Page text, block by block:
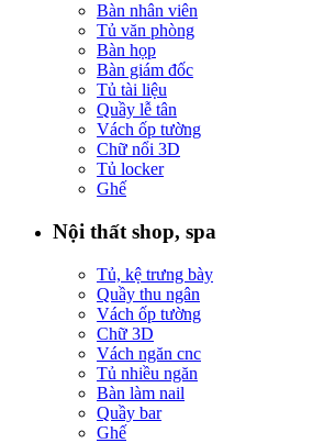
Bàn nhân viên
Tủ văn phòng
Bàn họp
Bàn giám đốc
Tủ tài liệu
Quầy lễ tân
Vách ốp tường
Chữ nổi 3D
Tủ locker
Ghế
Nội thất shop, spa
Tủ, kệ trưng bày
Quầy thu ngân
Vách ốp tường
Chữ 3D
Vách ngăn cnc
Tủ nhiều ngăn
Bàn làm nail
Quầy bar
Ghế